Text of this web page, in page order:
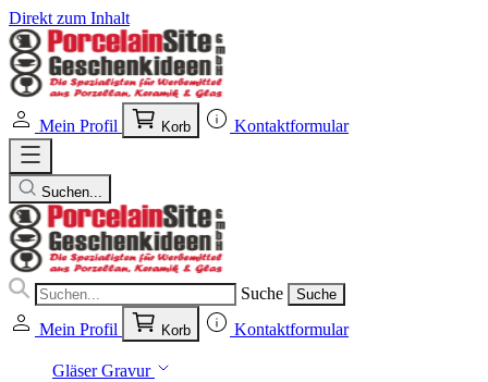
Direkt zum Inhalt
Mein Profil Korb Kontaktformular
Suchen...
Suche Suche
Mein Profil Korb Kontaktformular
Gläser Gravur